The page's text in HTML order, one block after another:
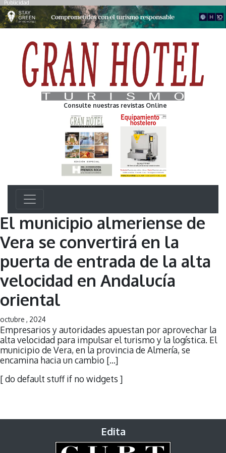
Publicidad
Consulte nuestras revistas Online
El municipio almeriense de
Vera se convertirá en la
puerta de entrada de la alta
velocidad en Andalucía
oriental
octubre , 2024
Empresarios y autoridades apuestan por aprovechar la
alta velocidad para impulsar el turismo y la logística. El
municipio de Vera, en la provincia de Almería, se
encamina hacia un cambio […]
[ do default stuff if no widgets ]
Edita